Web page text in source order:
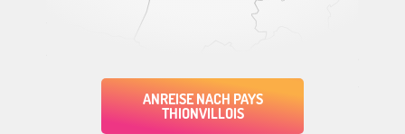
ANREISE NACH PAYS
THIONVILLOIS